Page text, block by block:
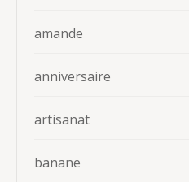
amande
anniversaire
artisanat
banane